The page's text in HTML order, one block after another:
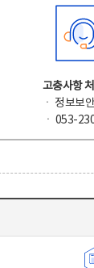
고충사항
ㆍ 정보보
ㆍ 053-